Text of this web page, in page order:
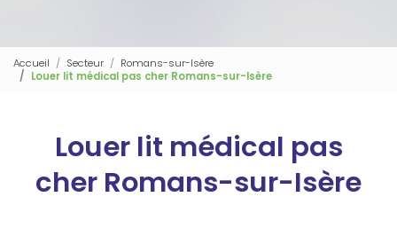
Accueil Secteur
Romans-sur-Isère
Louer lit médical pas cher Romans-sur-Isère
Louer lit médical pas
cher Romans-sur-Isère